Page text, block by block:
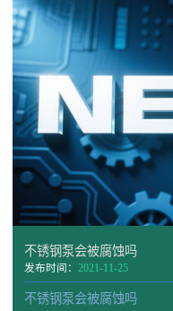
不锈钢泵会被腐蚀吗
发布时间： 2021-11-25
不锈钢泵会被腐蚀吗